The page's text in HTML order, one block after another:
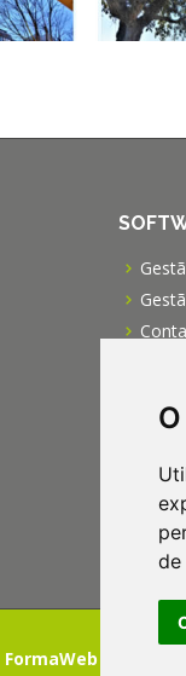
de
FormaWeb